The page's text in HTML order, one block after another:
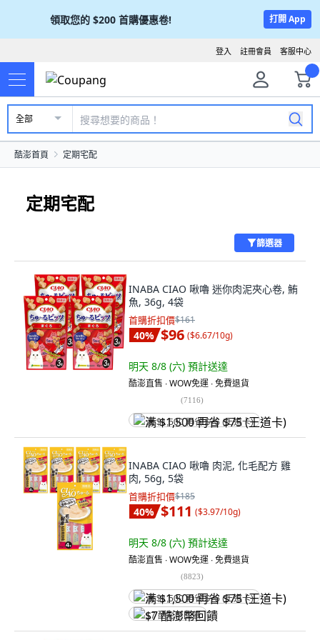
領取您的 $200 首購優惠卷! 打開 App
客服中心
註冊會員
登入
全部
酷澎首頁 定期宅配
定期宅配
篩選器
INABA CIAO 啾嚕 迷你肉泥夾心卷, 鮪
魚, 36g, 4袋
首購折扣價$161
40% $96 ($6.67/10g)
明天 8/8 (六) 預計送達
酷澎直售 ∙ WOW免運 ∙ 免費退貨
(7116)
满 $1,500 再省 $75 (王道卡)
INABA CIAO 啾嚕 肉泥, 化毛配方 雞
肉, 56g, 5袋
首購折扣價$185
40% $111 ($3.97/10g)
明天 8/8 (六) 預計送達
酷澎直售 ∙ WOW免運 ∙ 免費退貨
(8823)
满 $1,500 再省 $75 (王道卡)
$7 酷澎幣回饋